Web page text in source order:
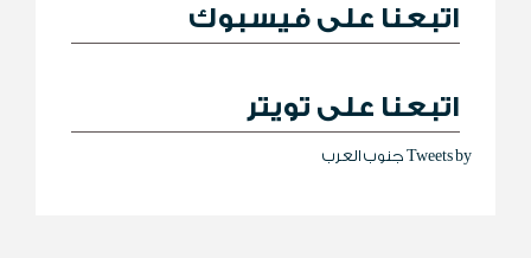
اتبعنا على فيسبوك
اتبعنا على تويتر
Tweets by جنوب العرب